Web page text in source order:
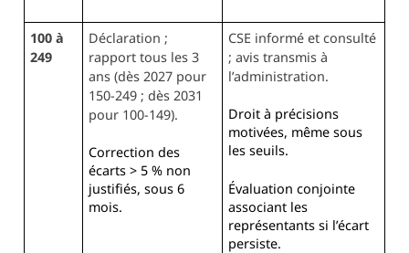
100 à
249
Déclaration ;
rapport tous les 3
ans (dès 2027 pour
150-249 ; dès 2031
pour 100-149).
Correction des
écarts > 5 % non
justifiés, sous 6
mois.
CSE informé et consulté
; avis transmis à
l’administration.
Droit à précisions
motivées, même sous
les seuils.
Évaluation conjointe
associant les
représentants si l’écart
persiste.